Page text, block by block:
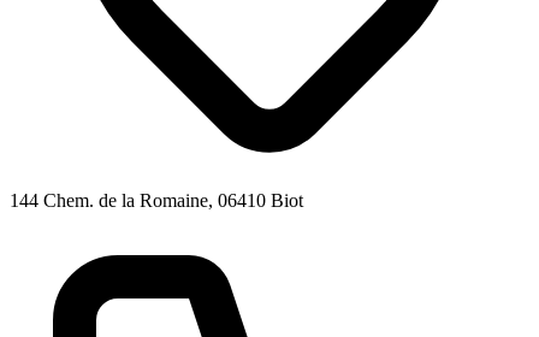
144 Chem. de la Romaine, 06410 Biot